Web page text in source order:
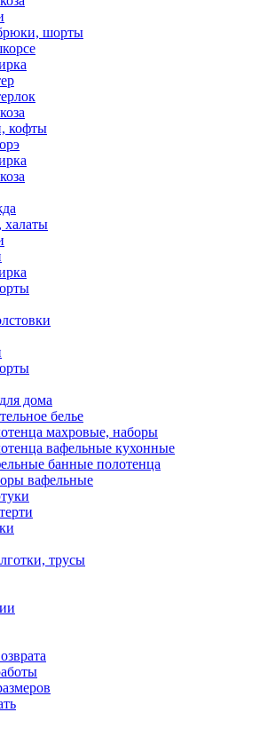
шорты
кофты
дома
белье
махровые, наборы
вафельные кухонные
банные полотенца
вафельные
трусы